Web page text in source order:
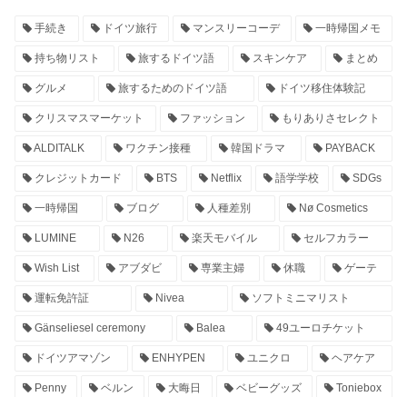
手続き ドイツ旅行 マンスリーコーデ 一時帰国メモ
持ち物リスト 旅するドイツ語 スキンケア まとめ
グルメ 旅するためのドイツ語 ドイツ移住体験記
クリスマスマーケット ファッション もりありさセレクト
ALDITALK ワクチン接種 韓国ドラマ PAYBACK
クレジットカード BTS Netflix 語学学校 SDGs
一時帰国 ブログ 人種差別 Nø Cosmetics
LUMINE N26 楽天モバイル セルフカラー
Wish List アブダビ 専業主婦 休職 ゲーテ
運転免許証 Nivea ソフトミニマリスト
Gänseliesel ceremony Balea 49ユーロチケット
ドイツアマゾン ENHYPEN ユニクロ ヘアケア
Penny ベルン 大晦日 ベビーグッズ Toniebox